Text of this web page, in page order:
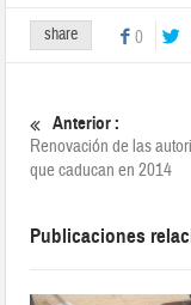
share 0
Anterior :
Renovación de las
que caducan en 2014
Publicaciones